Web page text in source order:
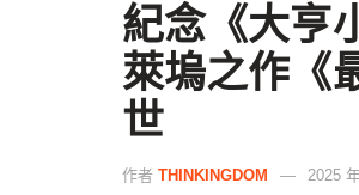
紀念《大亨
萊塢之作《
世
作者 THINKINGDOM 2025